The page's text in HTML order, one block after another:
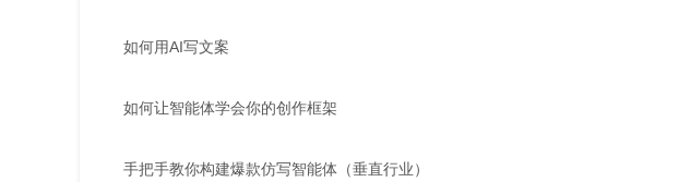
如何用AI写文案
如何让智能体学会你的创作框架
手把手教你构建爆款仿写智能体（垂直行业）